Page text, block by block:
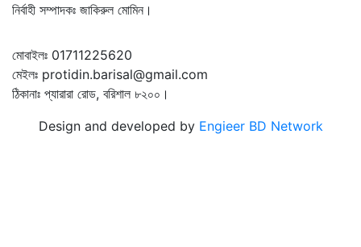
নির্বাহী সম্পাদকঃ জাকিরুল মোমিন।
মোবাইলঃ 01711225620
মেইলঃ protidin.barisal@gmail.com
ঠিকানাঃ প্যারারা রোড, বরিশাল ৮২০০।
Design and developed by Engieer BD Network